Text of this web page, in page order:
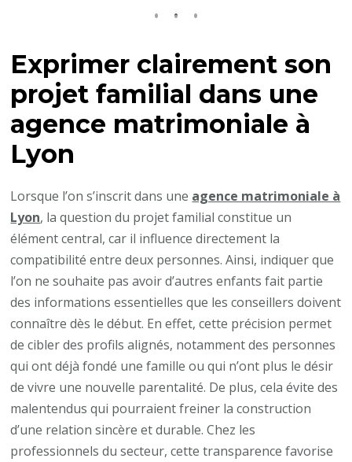
indiquer
ne
souhaite
pas
avoir
d’autres
une
agence
matrimoniale
à
Lyon
?
Exprimer clairement son
projet familial dans une
agence matrimoniale à
Lyon
Lorsque l’on s’inscrit dans une agence matrimoniale à
Lyon, la question du projet familial constitue un
élément central, car il influence directement la
compatibilité entre deux personnes. Ainsi, indiquer que
l’on ne souhaite pas avoir d’autres enfants fait partie
des informations essentielles que les conseillers doivent
connaître dès le début. En effet, cette précision permet
de cibler des profils alignés, notamment des personnes
qui ont déjà fondé une famille ou qui n’ont plus le désir
de vivre une nouvelle parentalité. De plus, cela évite des
malentendus qui pourraient freiner la construction
d’une relation sincère et durable. Chez les
professionnels du secteur, cette transparence favorise